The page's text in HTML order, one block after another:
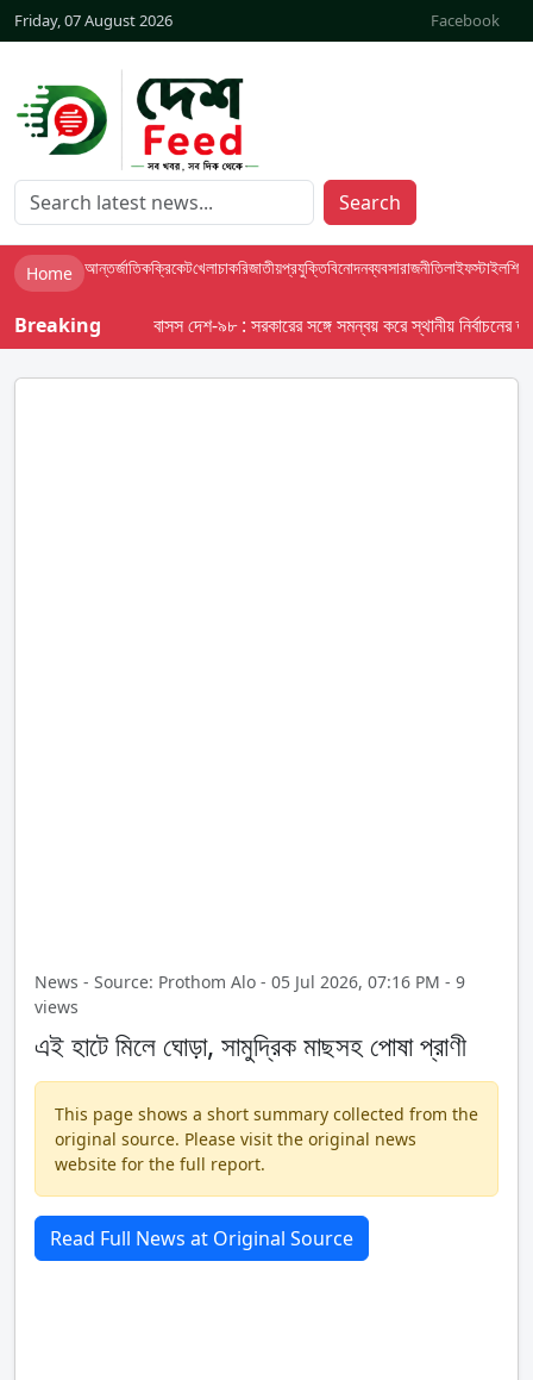
Friday, 07 August 2026 Facebook
Search
Home আন্তর্জাতিকক্রিকেটখেলাচাকরিজাতীয়প্রযুক্তিবিনোদনব্যবসারাজনীতিলাইফস্টাইলশিক্ষা
Breaking বাসস দেশ-৯৮ : সরকারের সঙ্গে সমন্বয় করে স্থানীয় নির্বাচনের
News - Source: Prothom Alo - 05 Jul 2026, 07:16 PM - 9
views
এই হাটে মিলে ঘোড়া, সামুদ্রিক মাছসহ পোষা প্রাণী
This page shows a short summary collected from the
original source. Please visit the original news
website for the full report.
Read Full News at Original Source